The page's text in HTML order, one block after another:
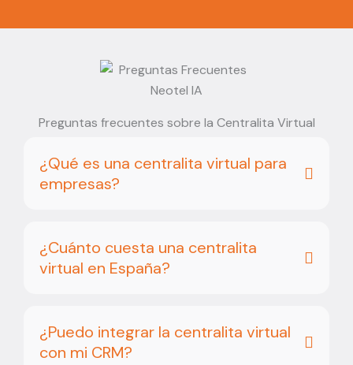
Preguntas frecuentes sobre la Centralita Virtual
¿Qué es una centralita virtual para
empresas?
¿Cuánto cuesta una centralita
virtual en España?
¿Puedo integrar la centralita virtual
con mi CRM?